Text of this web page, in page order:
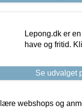
Lepong.dk er
have og fritid.
Se udvalget
webshops og